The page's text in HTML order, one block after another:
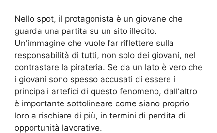
Nello spot, il protagonista è un giovane che
guarda una partita su un sito illecito.
Un'immagine che vuole far riflettere sulla
responsabilità di tutti, non solo dei giovani, nel
contrastare la pirateria. Se da un lato è vero che
i giovani sono spesso accusati di essere i
principali artefici di questo fenomeno, dall'altro
è importante sottolineare come siano proprio
loro a rischiare di più, in termini di perdita di
opportunità lavorative.